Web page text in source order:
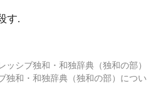
す.
ッシブ独和・和独辞典（独和の部）
独和・和独辞典（独和の部）につい